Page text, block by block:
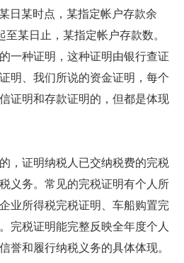
日某时点，某指定帐户存款余
至某日止，某指定帐户存款数。
一种证明，这种证明由银行查证
明、我们所说的资金证明，每个
证明和存款证明的，但都是体现
，证明纳税人已交纳税费的完税
义务。常见的完税证明有个人所
业所得税完税证明、车船购置完
完税证明能完整反映全年度个人
誉和履行纳税义务的具体体现。